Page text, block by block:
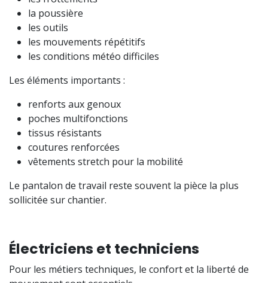
la poussière
les outils
les mouvements répétitifs
les conditions météo difficiles
Les éléments importants :
renforts aux genoux
poches multifonctions
tissus résistants
coutures renforcées
vêtements stretch pour la mobilité
Le pantalon de travail reste souvent la pièce la plus
sollicitée sur chantier.
Électriciens et techniciens
Pour les métiers techniques, le confort et la liberté de